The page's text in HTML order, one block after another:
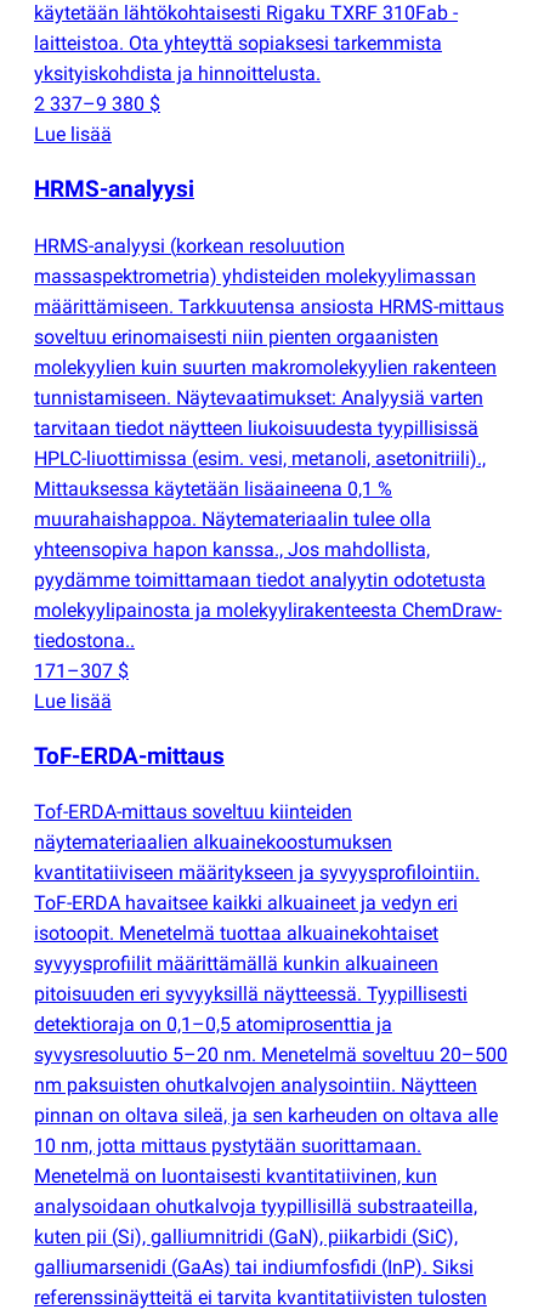
käytetään lähtökohtaisesti Rigaku TXRF 310Fab -
laitteistoa. Ota yhteyttä sopiaksesi tarkemmista
yksityiskohdista ja hinnoittelusta.
2 337–9 380 $
Lue lisää
HRMS-analyysi
HRMS-analyysi (korkean resoluution
massaspektrometria) yhdisteiden molekyylimassan
määrittämiseen. Tarkkuutensa ansiosta HRMS-mittaus
soveltuu erinomaisesti niin pienten orgaanisten
molekyylien kuin suurten makromolekyylien rakenteen
tunnistamiseen. Näytevaatimukset: Analyysiä varten
tarvitaan tiedot näytteen liukoisuudesta tyypillisissä
HPLC-liuottimissa (esim. vesi, metanoli, asetonitriili).,
Mittauksessa käytetään lisäaineena 0,1 %
muurahaishappoa. Näytemateriaalin tulee olla
yhteensopiva hapon kanssa., Jos mahdollista,
pyydämme toimittamaan tiedot analyytin odotetusta
molekyylipainosta ja molekyylirakenteesta ChemDraw-
tiedostona..
171–307 $
Lue lisää
ToF-ERDA-mittaus
Tof-ERDA-mittaus soveltuu kiinteiden
näytemateriaalien alkuainekoostumuksen
kvantitatiiviseen määritykseen ja syvyysprofilointiin.
ToF-ERDA havaitsee kaikki alkuaineet ja vedyn eri
isotoopit. Menetelmä tuottaa alkuainekohtaiset
syvyysprofiilit määrittämällä kunkin alkuaineen
pitoisuuden eri syvyyksillä näytteessä. Tyypillisesti
detektioraja on 0,1–0,5 atomiprosenttia ja
syvysresoluutio 5–20 nm. Menetelmä soveltuu 20–500
nm paksuisten ohutkalvojen analysointiin. Näytteen
pinnan on oltava sileä, ja sen karheuden on oltava alle
10 nm, jotta mittaus pystytään suorittamaan.
Menetelmä on luontaisesti kvantitatiivinen, kun
analysoidaan ohutkalvoja tyypillisillä substraateilla,
kuten pii (Si), galliumnitridi (GaN), piikarbidi (SiC),
galliumarsenidi (GaAs) tai indiumfosfidi (InP). Siksi
referenssinäytteitä ei tarvita kvantitatiivisten tulosten